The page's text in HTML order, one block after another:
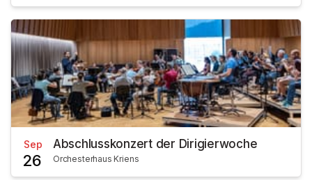
Sep
26
Abschlusskonzert der Dirigierwoche
Orchesterhaus Kriens